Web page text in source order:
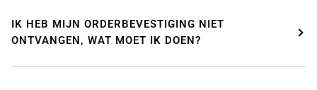
IK HEB MIJN ORDERBEVESTIGING NIET
ONTVANGEN, WAT MOET IK DOEN?